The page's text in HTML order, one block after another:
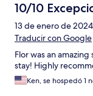
10/10
13 de enero de 2024
Traducir con Google
Flor was an
stay! Highly
Ken, se hospedó 1